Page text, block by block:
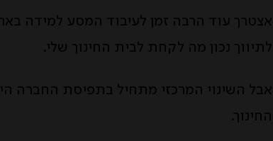
אצטרך עוד הרבה זמן לעיבוד המסע למידה
לתיווך נכון מה לקחת לבית החינוך שלי.
אבל השינוי המרכזי מתחיל בתפיסת החברה
החינוך.